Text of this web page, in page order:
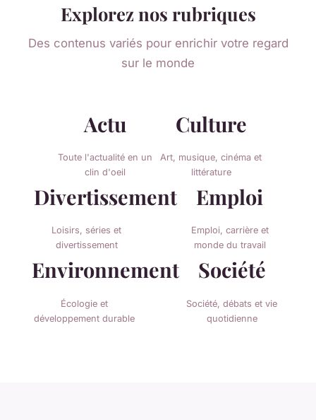
Explorez nos rubriques
Des contenus variés pour enrichir votre regard
sur le monde
Actu
Toute l'actualité en un
clin d'oeil
Culture
Art, musique, cinéma et
littérature
Divertissement
Loisirs, séries et
divertissement
Emploi
Emploi, carrière et
monde du travail
Environnement
Écologie et
développement durable
Société
Société, débats et vie
quotidienne